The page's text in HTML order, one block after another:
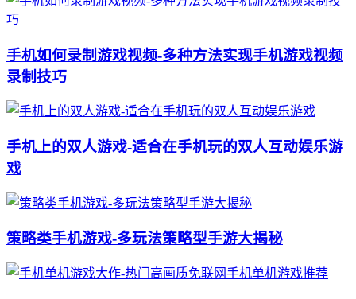
手机如何录制游戏视频-多种方法实现手机游戏视频
录制技巧
手机上的双人游戏-适合在手机玩的双人互动娱乐游
戏
策略类手机游戏-多玩法策略型手游大揭秘